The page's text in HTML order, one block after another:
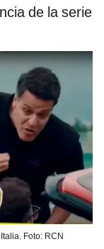
de la serie
Foto: RCN